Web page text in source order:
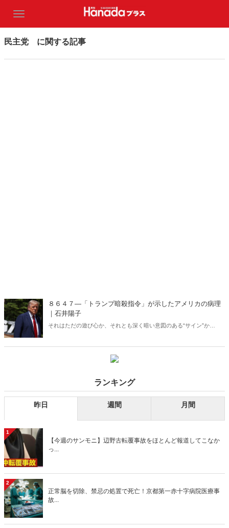
民主党 に関する記事
８６４７―「トランプ暗殺指令」が示したアメリカの病理
｜石井陽子
それはただの遊び心か、それとも深く暗い意図のある“サイン”か
ランキング
昨日 週間 月間
1
【今週のサンモニ】辺野古転覆事故をほとんど報道してこなか
っ...
2
正常脳を切除、禁忌の処置で死亡！京都第一赤十字病院医療事
故...